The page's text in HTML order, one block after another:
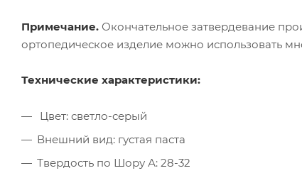
Примечание. Окончательное затвердевание
ортопедическое изделие можно использовать
Технические характеристики:
Цвет: светло-серый
Внешний вид: густая паста
Твердость по Шору А: 28-32